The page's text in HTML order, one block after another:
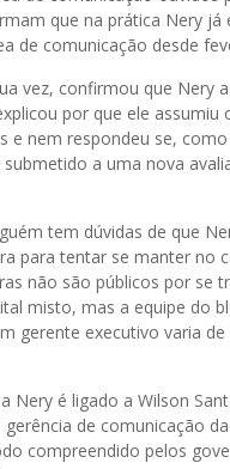
que na prática Nery já
de comunicação desde
vez, confirmou que Nery
por que ele assumiu
e nem respondeu se,
submetido a uma nova
tem dúvidas de que
para tentar se manter no
não são públicos por se
misto, mas a equipe do
gerente executivo varia de
Nery é ligado a Wilson
de comunicação
compreendido pelos